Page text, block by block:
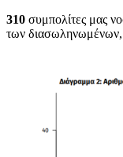
310 συμπολίτες μας
των διασωληνωμένων,